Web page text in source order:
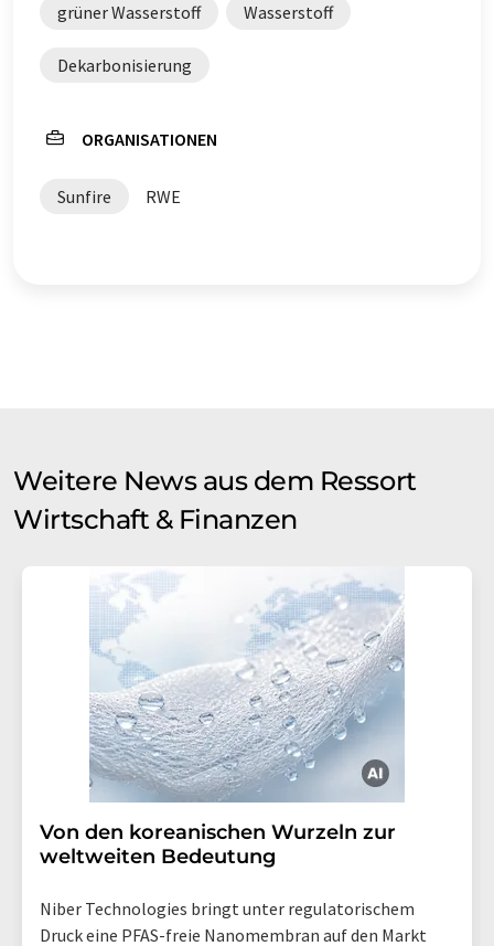
grüner Wasserstoff Wasserstoff
Dekarbonisierung
ORGANISATIONEN
Sunfire RWE
Weitere News aus dem Ressort
Wirtschaft & Finanzen
Von den koreanischen Wurzeln zur
weltweiten Bedeutung
Niber Technologies bringt unter regulatorischem
Druck eine PFAS-freie Nanomembran auf den Markt